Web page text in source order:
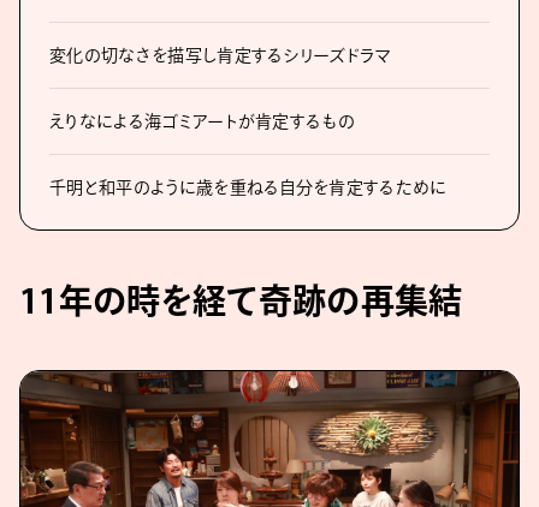
変化の切なさを描写し肯定するシリーズドラマ
えりなによる海ゴミアートが肯定するもの
千明と和平のように歳を重ねる自分を肯定するために
11年の時を経て奇跡の再集結